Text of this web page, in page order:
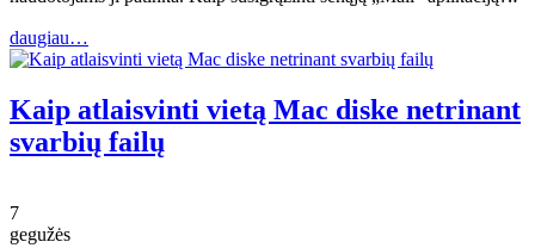
daugiau…
Kaip atlaisvinti vietą Mac diske netrinant
svarbių failų
7
gegužės